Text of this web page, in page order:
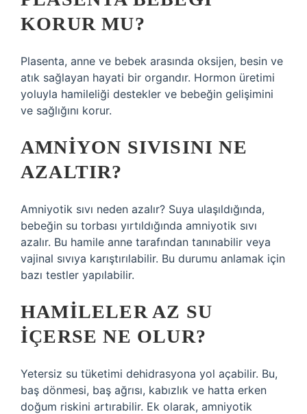
KORUR MU?
Plasenta, anne ve bebek arasında oksijen, besin ve
atık sağlayan hayati bir organdır. Hormon üretimi
yoluyla hamileliği destekler ve bebeğin gelişimini
ve sağlığını korur.
AMNIYON SIVISINI NE
AZALTIR?
Amniyotik sıvı neden azalır? Suya ulaşıldığında,
bebeğin su torbası yırtıldığında amniyotik sıvı
azalır. Bu hamile anne tarafından tanınabilir veya
vajinal sıvıya karıştırılabilir. Bu durumu anlamak için
bazı testler yapılabilir.
HAMILELER AZ SU
IÇERSE NE OLUR?
Yetersiz su tüketimi dehidrasyona yol açabilir. Bu,
baş dönmesi, baş ağrısı, kabızlık ve hatta erken
doğum riskini artırabilir. Ek olarak, amniyotik